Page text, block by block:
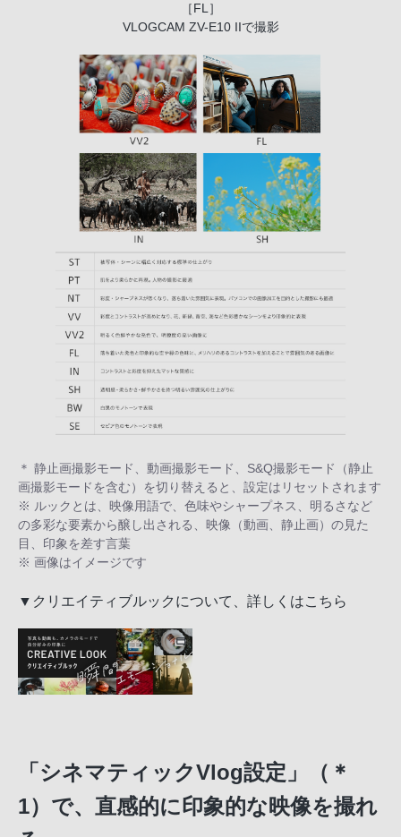
［FL］
VLOGCAM ZV-E10 IIで撮影
＊ 静止画撮影モード、動画撮影モード、S&Q撮影モード（静止
画撮影モードを含む）を切り替えると、設定はリセットされます
※ ルックとは、映像用語で、色味やシャープネス、明るさなど
の多彩な要素から醸し出される、映像（動画、静止画）の見た
目、印象を差す言葉
※ 画像はイメージです
▼クリエイティブルックについて、詳しくはこちら
「シネマティックVlog設定」（＊
1）で、直感的に印象的な映像を撮れ